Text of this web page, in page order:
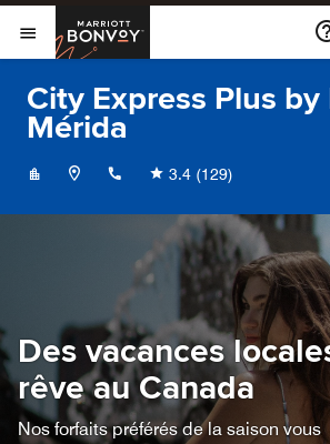
Skip to Content
Ouvrir le menu
Marriott
City Express Plus
Mérida
+529996901380
3.4 (129)
Des vacances
rêve au Canada
Nos forfaits préférés de la saison vous